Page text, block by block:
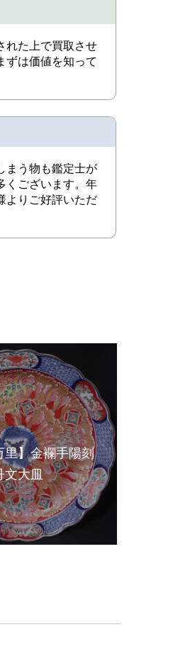
れた上で買取させ
ずは価値を知って
まう物も鑑定士が
くございます。年
よりご好評いただ
里】金襴手陽刻
文大皿